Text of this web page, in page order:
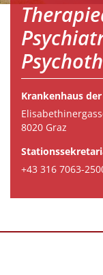
Krankenhaus
8020 Graz
+43 316 7063-